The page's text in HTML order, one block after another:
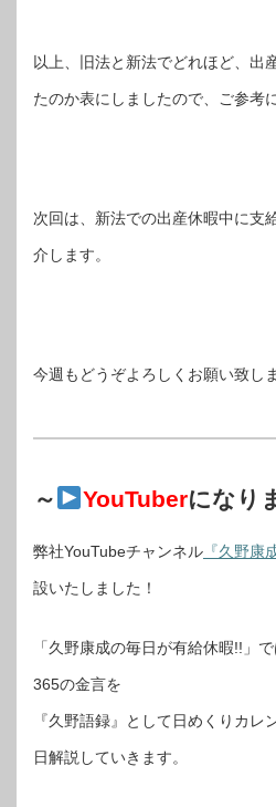
以上、旧法と新法でどれほど、出
たのか表にしましたので、ご参考
次回は、新法での出産休暇中に支
介します。
今週もどうぞよろしくお願い致しま
～ YouTuberになり
弊社YouTubeチャンネル 『久野康
設いたしました！
「久野康成の毎日が有給休暇!!」
365の金言を
『久野語録』として日めくりカレ
日解説していきます。